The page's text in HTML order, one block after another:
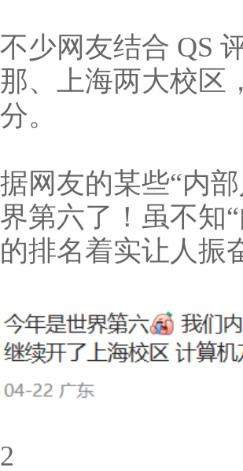
不少网友结合 QS
那、上海两大校区
分。
据网友的某些“内
界第六了！虽不知
的排名着实让人振
2